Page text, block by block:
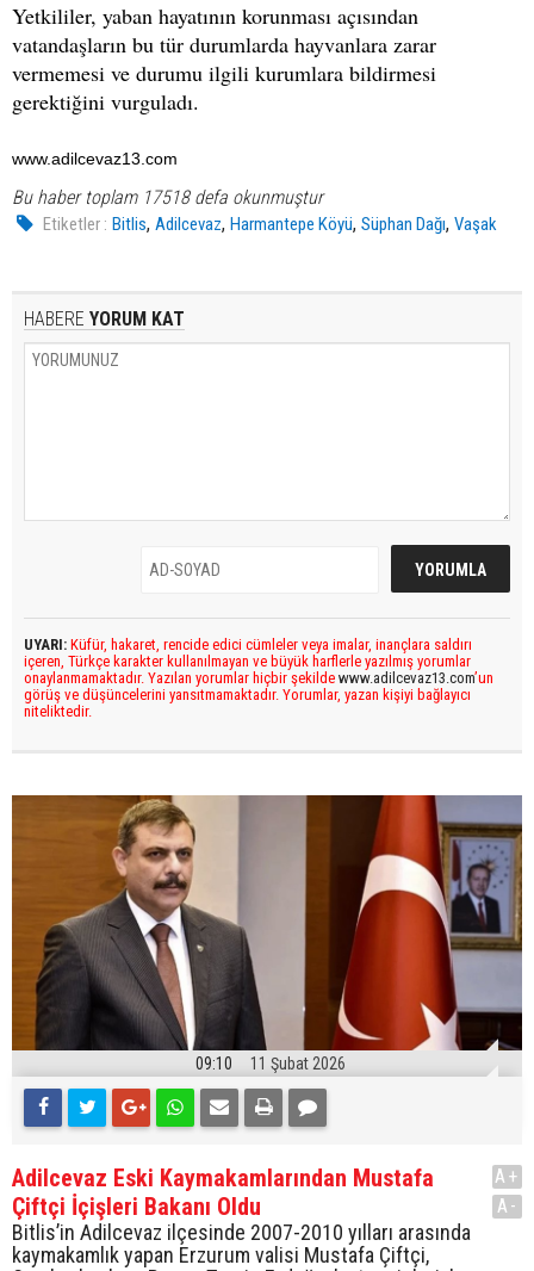
Yetkililer, yaban hayatının korunması açısından
vatandaşların bu tür durumlarda hayvanlara zarar
vermemesi ve durumu ilgili kurumlara bildirmesi
gerektiğini vurguladı.
www.adilcevaz13.com
Bu haber toplam 17518 defa okunmuştur
Etiketler : Bitlis,Adilcevaz,Harmantepe Köyü,Süphan Dağı,Vaşak
HABERE YORUM KAT
UYARI: Küfür, hakaret, rencide edici cümleler veya imalar, inançlara saldırı
içeren, Türkçe karakter kullanılmayan ve büyük harflerle yazılmış yorumlar
onaylanmamaktadır. Yazılan yorumlar hiçbir şekilde www.adilcevaz13.com’un
görüş ve düşüncelerini yansıtmamaktadır. Yorumlar, yazan kişiyi bağlayıcı
niteliktedir.
09:10 11 Şubat 2026
Adilcevaz Eski Kaymakamlarından Mustafa
Çiftçi İçişleri Bakanı Oldu
Bitlis’in Adilcevaz ilçesinde 2007-2010 yılları arasında
kaymakamlık yapan Erzurum valisi Mustafa Çiftçi,
A+
A-